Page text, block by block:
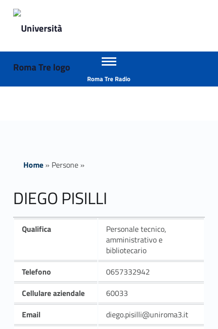
DIEGO PISILLI - Università Roma Tre
L’Università degli Studi Roma Tre è un’università giovane e per giovani, è nata nel 1992 ed è rapidamente cresciuta sia in termini di studenti che di corsi di studio offerti. Sono attivi 13 dipartimenti che offrono corsi di Laurea, Laurea magistrale, Master, Corsi di perfezionamento, Dottorati di ricerca e Scuole di specializzazione
Primary Menu
Apri il menu secondario
Roma Tre Radio
Home» Persone»
DIEGO PISILLI
Qualifica
Personale tecnico,
amministrativo e
bibliotecario
Telefono
0657332942
Cellulare aziendale
60033
Email
diego.pisilli@uniroma3.it